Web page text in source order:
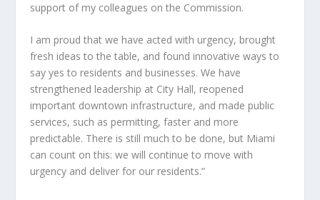
support of my colleagues on the Commission.
I am proud that we have acted with urgency, brought
fresh ideas to the table, and found innovative ways to
say yes to residents and businesses. We have
strengthened leadership at City Hall, reopened
important downtown infrastructure, and made public
services, such as permitting, faster and more
predictable. There is still much to be done, but Miami
can count on this: we will continue to move with
urgency and deliver for our residents.”